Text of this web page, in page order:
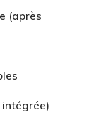
(après
intégrée)